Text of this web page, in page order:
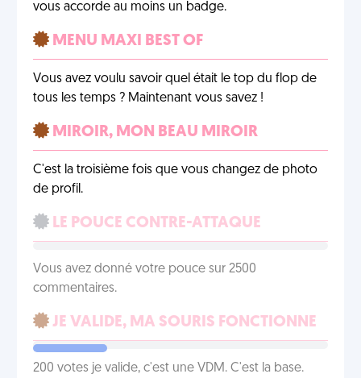
vous accorde au moins un badge.
MENU MAXI BEST OF
Vous avez voulu savoir quel était le top du flop de
tous les temps ? Maintenant vous savez !
MIROIR, MON BEAU MIROIR
C'est la troisième fois que vous changez de photo
de profil.
LE POUCE CONTRE-ATTAQUE
Vous avez donné votre pouce sur 2500
commentaires.
JE VALIDE, MA SOURIS FONCTIONNE
200 votes je valide, c'est une VDM. C'est la base.